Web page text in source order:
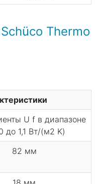
Thermo​
U f в диапазоне
до​ 1,1​ Вт/(м2 K)
82 мм